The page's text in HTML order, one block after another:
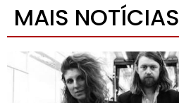
MAIS NOTÍCIAS